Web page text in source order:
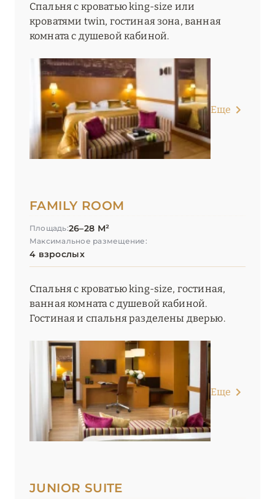
Спальня с кроватью king-size или
кроватями twin, гостиная зона, ванная
комната с душевой кабиной.
Еще
FAMILY ROOM
Площадь:26–28 М²
Максимальное размещение:
4 взрослых
Спальня с кроватью king-size, гостиная,
ванная комната с душевой кабиной.
Гостиная и спальня разделены дверью.
Еще
JUNIOR SUITE